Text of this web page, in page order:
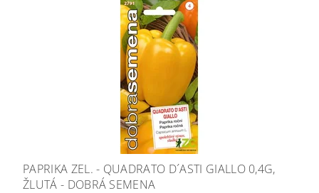
PAPRIKA ZEL. - QUADRATO D´ASTI GIALLO 0,4G,
ŽLUTÁ - DOBRÁ SEMENA